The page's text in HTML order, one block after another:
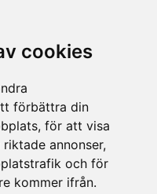
cookies
förbättra din
för att visa
annonser,
och för
kommer ifrån.